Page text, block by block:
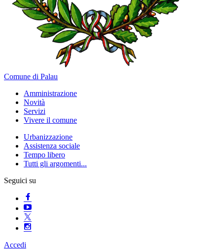
Comune di Palau
Amministrazione
Novità
Servizi
Vivere il comune
Urbanizzazione
Assistenza sociale
Tempo libero
Tutti gli argomenti...
Seguici su
Accedi